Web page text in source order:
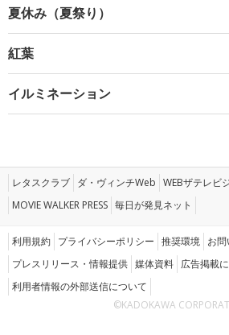
夏休み（夏祭り）
紅葉
イルミネーション
レタスクラブ ダ・ヴィンチWeb WEBザテレビ
MOVIE WALKER PRESS 毎日が発見ネット
利用規約 プライバシーポリシー 推奨環境 お
プレスリリース・情報提供 媒体資料 広告掲載
利用者情報の外部送信について
©KADOKAWA